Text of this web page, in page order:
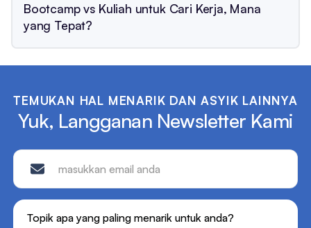
Bootcamp vs Kuliah untuk Cari Kerja, Mana
yang Tepat?
TEMUKAN HAL MENARIK DAN ASYIK LAINNYA
Yuk, Langganan Newsletter Kami
Topik apa yang paling menarik untuk anda?